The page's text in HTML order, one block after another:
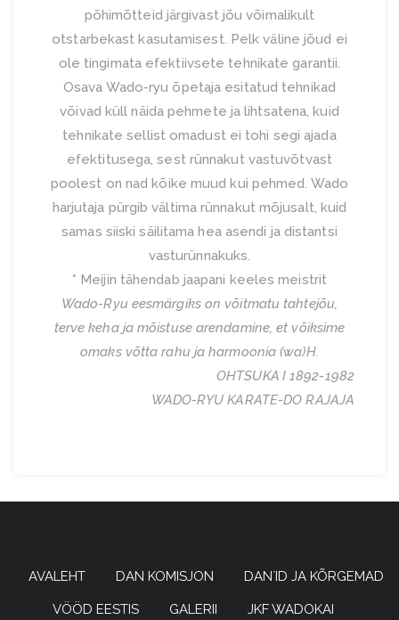
põhimõtteid järgivast jõu võimalikult
otstarbekast kasutamisest. Pelk väline jõud ei
ole tingimata efektiivsete tehnikate garantii.
Osava Wado-ryu õpetaja esitatud tehnikad
võivad küll näida pehmete ja lihtsatena, kuid
tehnikate sellist omadust ei tohi segi ajada
efektitusega, sest rünnakut vastuvõtvast
poolest on nad kõike muud kui pehmed. Wado
harjutaja pürgib vältima rünnakut mõjusalt, kuid
samas siiski säilitama hea asendi ja distantsi
vasturünnakuks.
* Meijin tähendab jaapani keeles meistrit
Wado-Ryu eesmärgiks on võitmatu tahtejõu,
terve keha ja mõistuse arendamine, et võiksime
omaks võtta rahu ja harmoonia (wa)H.
OHTSUKA I 1892-1982
WADO-RYU KARATE-DO RAJAJA
WADOKAI
AVALEHT DAN KOMISJON DAN´ID JA KÕRGEMAD
VÖÖD EESTIS GALERII JKF WADOKAI